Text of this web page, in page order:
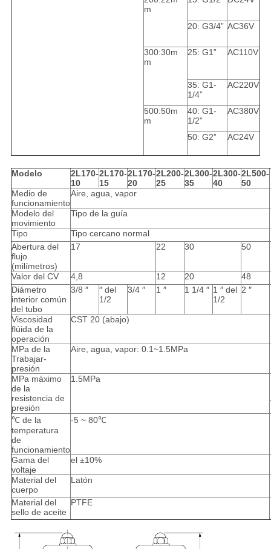
m
20: G3/4” AC36V
300:30m
m
25: G1” AC110V
35: G1-
1/4”
AC220V
500:50m
m
40: G1-
1/2”
AC380V
50: G2” AC24V
Modelo
2L170-
10
2L170-
15
2L170-
20
2L200-
25
2L300-
35
2L300-
40
2L500-
50
Medio de
funcionamiento
Aire, agua, vapor
Modelo del
movimiento
Tipo de la guía
Tipo
Tipo cercano normal
Abertura del
flujo
(milímetros)
17 22 30 50
Valor del CV 4,8 12 20
48
Diámetro
interior común
del tubo
3/8 ″
″ del
1/2
3/4 ″ 1 ″ 1 1/4 ″ 1 ″ del
1/2
2 ″
Viscosidad
flúida de la
operación
CST 20 (abajo)
MPa de la
Trabajar-
presión
Aire, agua, vapor: 0.1~1.5MPa
MPa máximo
de la
resistencia de
presión
1.5MPa
℃ de la
temperatura
de
funcionamiento
-5 ~ 80℃
Gama del
voltaje
el ±10%
Material del
cuerpo
Latón
Material del
sello de aceite
PTFE